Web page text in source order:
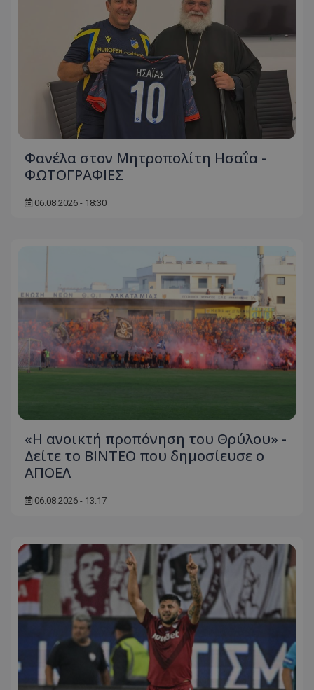
Φανέλα στον Μητροπολίτη Ησαΐα -
ΦΩΤΟΓΡΑΦΙΕΣ
06.08.2026 - 18:30
«Η ανοικτή προπόνηση του Θρύλου» -
Δείτε το ΒΙΝΤΕΟ που δημοσίευσε ο
ΑΠΟΕΛ
06.08.2026 - 13:17